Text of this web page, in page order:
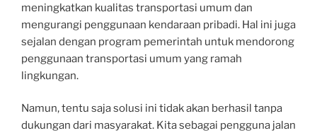
meningkatkan kualitas transportasi umum dan
mengurangi penggunaan kendaraan pribadi. Hal ini juga
sejalan dengan program pemerintah untuk mendorong
penggunaan transportasi umum yang ramah
lingkungan.
Namun, tentu saja solusi ini tidak akan berhasil tanpa
dukungan dari masyarakat. Kita sebagai pengguna jalan